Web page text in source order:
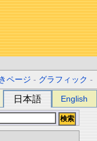
ページ - グラフィック -
日本語 English